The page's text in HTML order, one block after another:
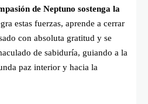
de Neptuno sostenga la
estas fuerzas, aprende a cerrar
con absoluta gratitud y se
de sabiduría, guiando a la
paz interior y hacia la